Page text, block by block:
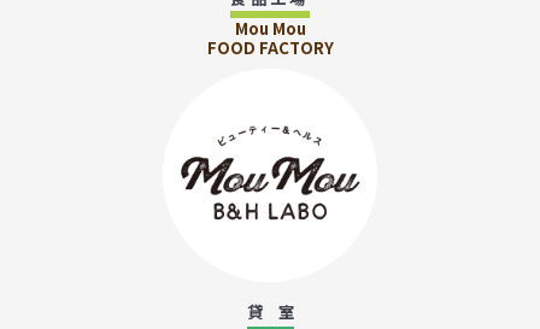
Mou Mou
FOOD FACTORY
貸 室